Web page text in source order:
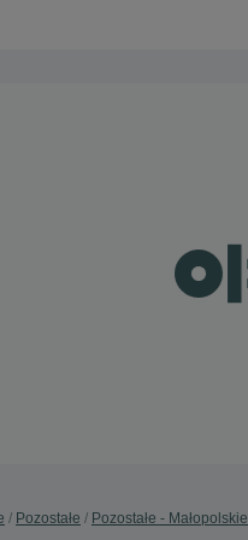
Pozostałe Pozostałe - Małopolskie